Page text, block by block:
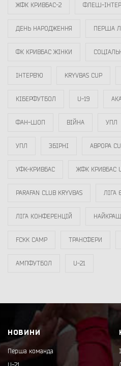
ЖФК КРИВБАС-2 ФЛЕШ-
ДЕНЬ НАРОДЖЕННЯ ПЕРША
ФК КРИВБАС ЖІНКИ
ІНТЕРВ`Ю KRYVBAS CUP
КІБЕРФУТБОЛ U-19
ФАН-ШОП ВІЙНА УПЛ
УПЛ ЗБІРНІ АВРОРА
УФК-КРИВБАС ЖФК КРИВБАС
PARAFAN CLUB KRYVBAS ЛІГА
ЛІГА КОНФЕРЕНЦІЙ
FCKK CAMP ТРАНСФЕРИ
АМПФУТБОЛ U-21
НОВИНИ
Перша команда